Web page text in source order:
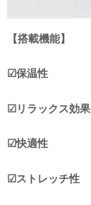
【搭載機能】
☑︎保温性
☑︎リラックス効果
☑︎快適性
☑︎ストレッチ性